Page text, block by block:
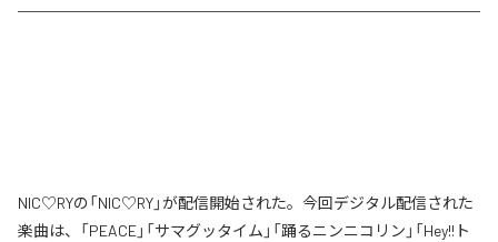
NIC♡RYの「NIC♡RY」が配信開始された。今回デジタル配信された
楽曲は、「PEACE」「サマグッタイム」「踊るニンニコリン」「Hey!!ト